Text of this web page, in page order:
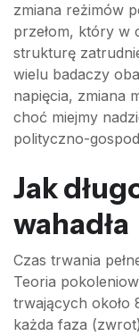
zmiana reżimów
przełom, który w
strukturę
wielu badaczy
napięcia, zmiana
choć miejmy
polityczno-
Jak
wahadła
Czas trwania
Teoria
trwających około
każda faza